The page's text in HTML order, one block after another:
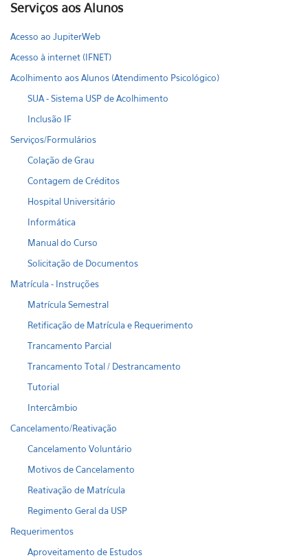
Serviços aos Alunos
Acesso ao JupiterWeb
Acesso à internet (IFNET)
Acolhimento aos Alunos (Atendimento Psicológico)
SUA - Sistema USP de Acolhimento
Inclusão IF
Serviços/Formulários
Colação de Grau
Contagem de Créditos
Hospital Universitário
Informática
Manual do Curso
Solicitação de Documentos
Matrícula - Instruções
Matrícula Semestral
Retificação de Matrícula e Requerimento
Trancamento Parcial
Trancamento Total / Destrancamento
Tutorial
Intercâmbio
Cancelamento/Reativação
Cancelamento Voluntário
Motivos de Cancelamento
Reativação de Matrícula
Regimento Geral da USP
Requerimentos
Aproveitamento de Estudos